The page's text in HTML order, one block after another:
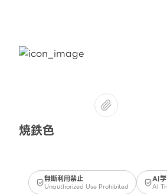
焼鉄色
無断利用禁止
Unauthorized Use Prohibited
AI
AI